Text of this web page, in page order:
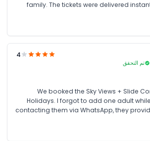
family. The tickets were delivered
تم التحقق
4
We booked the Sky Views + Slide
Holidays. I forgot to add one adult
contacting them via WhatsApp, they